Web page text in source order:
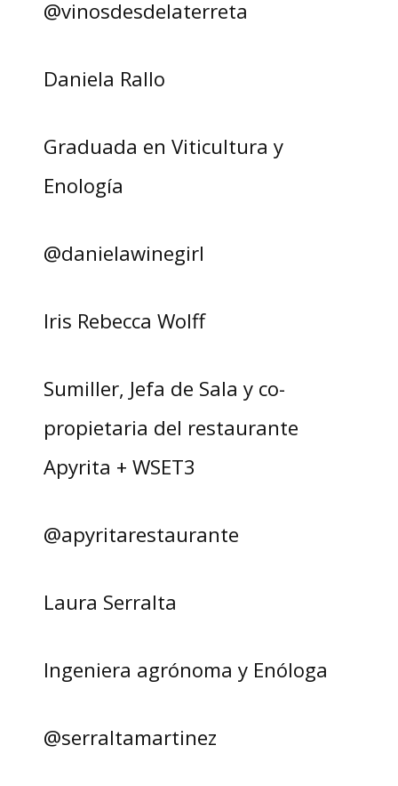
@vinosdesdelaterreta
Daniela Rallo
Graduada en Viticultura y
Enología
@danielawinegirl
Iris Rebecca Wolff
Sumiller, Jefa de Sala y co-
propietaria del restaurante
Apyrita + WSET3
@apyritarestaurante
Laura Serralta
Ingeniera agrónoma y Enóloga
@serraltamartinez